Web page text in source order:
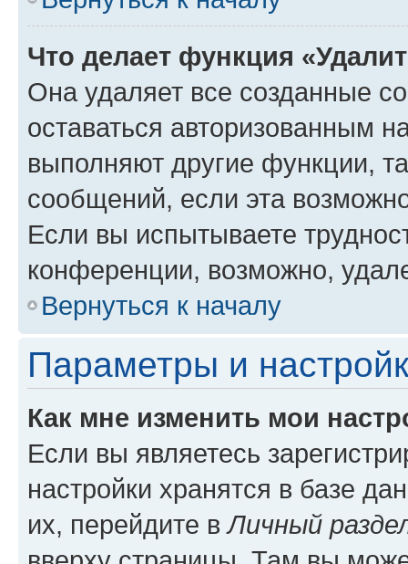
Что делает функция
Она удаляет все созданные
оставаться авторизованным
выполняют другие функции,
сообщений, если эта
Если вы испытываете
конференции, возможно,
Вернуться к началу
Параметры и
Как мне изменить мои
Если вы являетесь
настройки хранятся в базе
их, перейдите вЛичный